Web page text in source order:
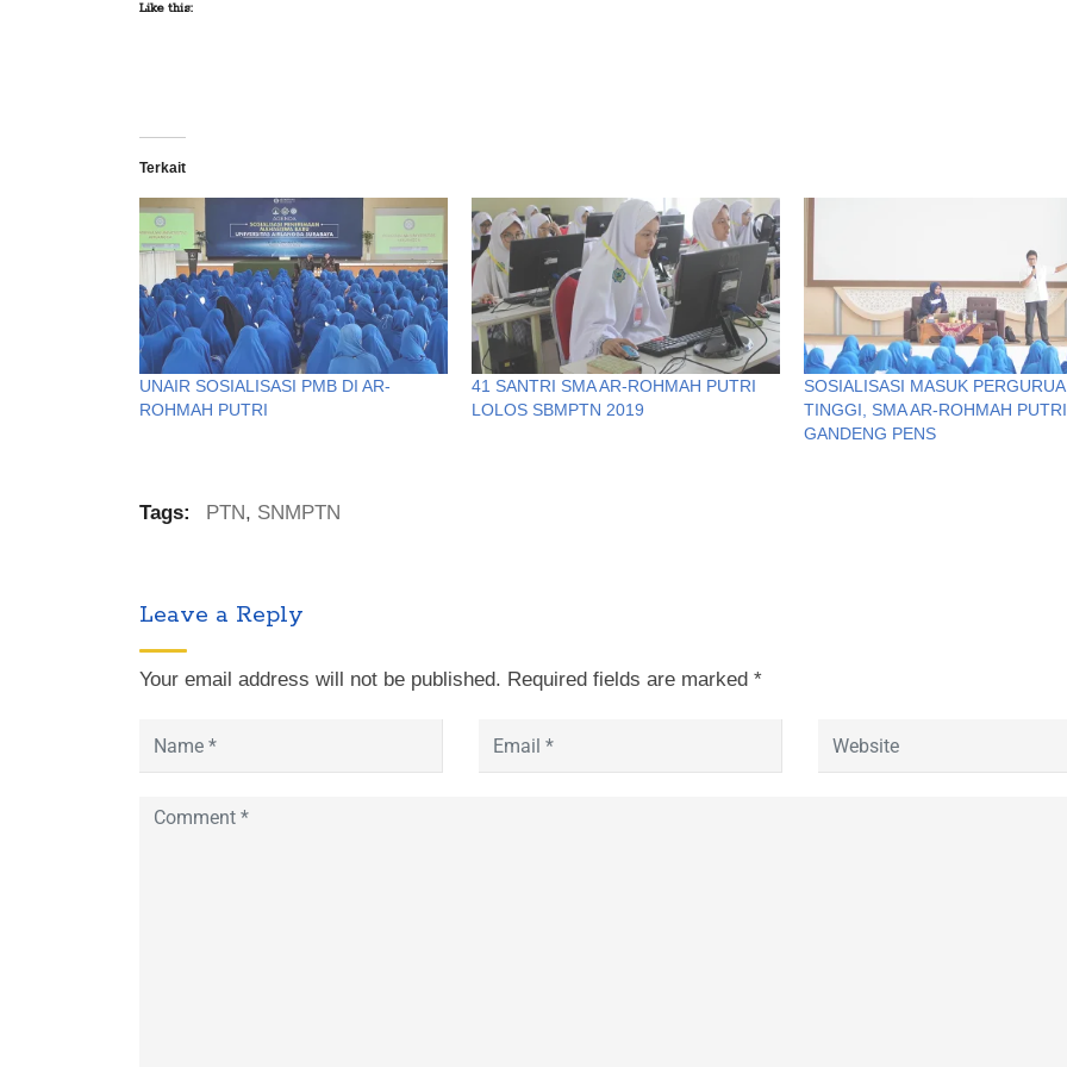
Like this:
Terkait
UNAIR SOSIALISASI PMB DI AR-
ROHMAH PUTRI
41 SANTRI SMA AR-ROHMAH PUTRI
LOLOS SBMPTN 2019
SOSIALISASI MASUK
TINGGI, SMA AR-ROHMAH PUTRI
GANDENG PENS
Tags: PTN, SNMPTN
Leave a Reply
Your email address will not be published. Required fields are marked *